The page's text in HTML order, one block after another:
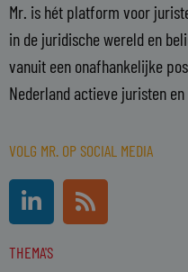
Mr. is hét platform voor
in de juridische wereld en
vanuit een onafhankelijke
Nederland actieve juristen
VOLG MR. OP SOCIAL MEDIA
L
i
n
k
R
s
s
THEMA'S